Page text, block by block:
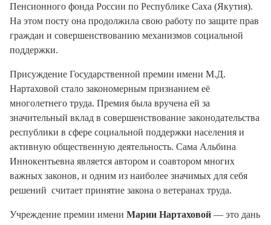
Пенсионного фонда России по Республике Саха (Якутия).
На этом посту она продолжила свою работу по защите прав
граждан и совершенствованию механизмов социальной
поддержки.
Присуждение Государственной премии имени М.Д.
Нартаховой стало закономерным признанием её
многолетнего труда. Премия была вручена ей за
значительный вклад в совершенствование законодательства
республики в сфере социальной поддержки населения и
активную общественную деятельность. Сама Альбина
Иннокентьевна является автором и соавтором многих
важных законов, и одним из наиболее значимых для себя
решений считает принятие закона о ветеранах труда.
Учреждение премии имени Марии Нартаховой — это дань